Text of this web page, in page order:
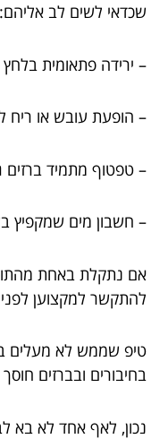
שכדאי לשים לב אליהם:
– ירידה פתאומית
– הופעת עובש או ריח
– טפטוף מתמיד
– חשבון מים שמקפיץ
אם נתקלת באחת
להתקשר למקצוען
טיפ שממש לא מעלים
בחיבורים ובברזים
נכון, לאף אחד לא בא